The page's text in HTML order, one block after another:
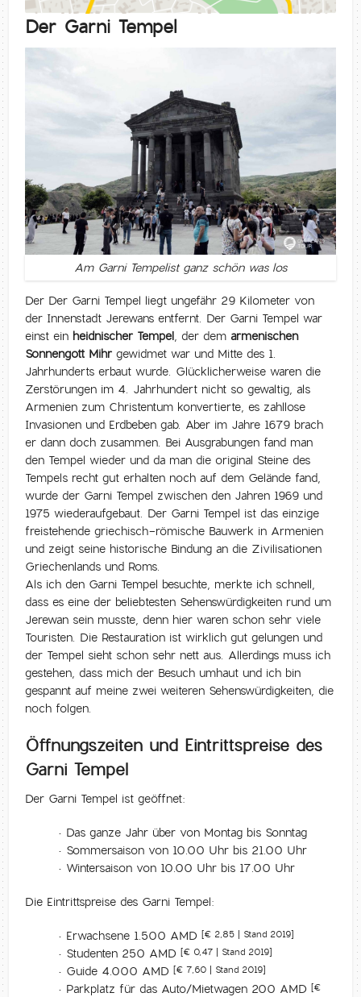
Der Garni Tempel
Am Garni Tempelist ganz schön was los
Der Der Garni Tempel liegt ungefähr 29 Kilometer von
der Innenstadt Jerewans entfernt. Der Garni Tempel war
einst ein heidnischer Tempel, der demarmenischen
Sonnengott Mihr gewidmet war und Mitte des 1.
Jahrhunderts erbaut wurde. Glücklicherweise waren die
Zerstörungen im 4. Jahrhundert nicht so gewaltig, als
Armenien zum Christentum konvertierte, es zahllose
Invasionen und Erdbeben gab. Aber im Jahre 1679 brach
er dann doch zusammen. Bei Ausgrabungen fand man
den Tempel wieder und da man die original Steine des
Tempels recht gut erhalten noch auf dem Gelände fand,
wurde der Garni Tempel zwischen den Jahren 1969 und
1975 wiederaufgebaut. Der Garni Tempel ist das einzige
freistehende griechisch-römische Bauwerk in Armenien
und zeigt seine historische Bindung an die Zivilisationen
Griechenlands und Roms.
Als ich den Garni Tempel besuchte, merkte ich schnell,
dass es eine der beliebtesten Sehenswürdigkeiten rund um
Jerewan sein musste, denn hier waren schon sehr viele
Touristen. Die Restauration ist wirklich gut gelungen und
der Tempel sieht schon sehr nett aus. Allerdings muss ich
gestehen, dass mich der Besuch umhaut und ich bin
gespannt auf meine zwei weiteren Sehenswürdigkeiten, die
noch folgen.
Öffnungszeiten und Eintrittspreise des
Garni Tempel
Der Garni Tempel ist geöffnet:
• Das ganze Jahr über von Montag bis Sonntag
• Sommersaison von 10.00 Uhr bis 21.00 Uhr
• Wintersaison von 10.00 Uhr bis 17.00 Uhr
Die Eintrittspreise des Garni Tempel:
• Erwachsene 1.500 AMD [€ 2,85 | Stand 2019]
• Studenten 250 AMD [€ 0,47 | Stand 2019]
• Guide 4.000 AMD [€ 7,60 | Stand 2019]
• Parkplatz für das Auto/Mietwagen 200 AMD [€